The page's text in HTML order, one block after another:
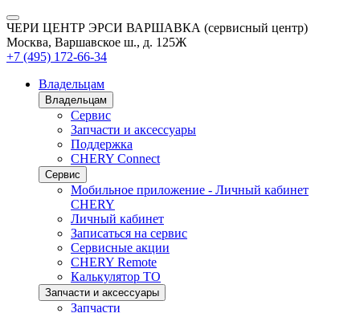
ЧЕРИ ЦЕНТР ЭРСИ ВАРШАВКА (сервисный центр)
Москва, Варшавское ш., д. 125Ж
+7 (495) 172-66-34
Владельцам
Владельцам
Сервис
Запчасти и аксессуары
Поддержка
CHERY Connect
Сервис
Мобильное приложение - Личный кабинет
CHERY
Личный кабинет
Записаться на сервис
Сервисные акции
CHERY Remote
Калькулятор ТО
Запчасти и аксессуары
Запчасти